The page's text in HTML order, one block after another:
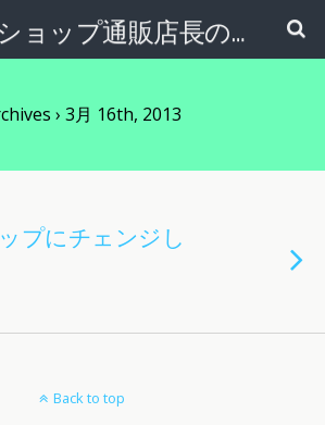
テニスショップ通販店長のブログ＠テニスショップLAFINO 西山克久
› 3月 16th, 2013
プにチェンジし
Back to top